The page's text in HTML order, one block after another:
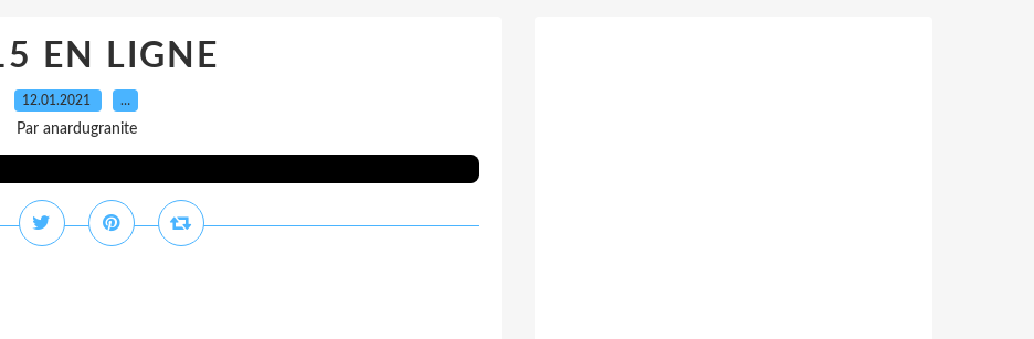
EN LIGNE
12.01.2021 …
Par anardugranite